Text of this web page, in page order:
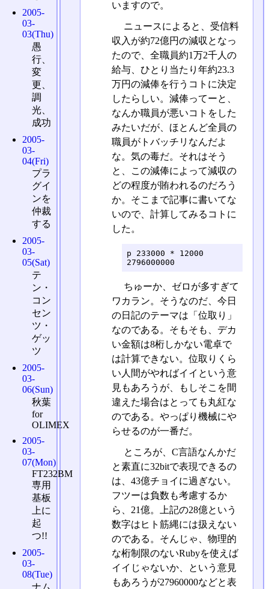
いますので。
ニュースによると、受信料
収入が約72億円の減収となっ
たので、全職員約1万2千人の
給与、ひとり当たり年約23.3
万円の減俸を行うコトに決定
したらしい。減俸ってーと、
なんか職員が悪いコトをした
みたいだが、ほとんど全員の
職員がトバッチリなんだよ
な。気の毒だ。それはそう
と、この減俸によって減収の
どの程度が賄われるのだろう
か。そこまで記事に書いてな
いので、計算してみるコトに
した。
p 233000 * 12000
ちゅーか、ゼロが多すぎて
ワカラン。そうなのだ、今日
の日記のテーマは「位取り」
なのである。そもそも、デカ
い金額は8桁しかない電卓で
は計算できない。位取りくら
い人間がやればイイという意
見もあろうが、もしそこを間
違えた場合はとっても丸紅な
のである。やっぱり機械にや
らせるのが一番だ。
ところが、C言語なんかだ
と素直に32bitで表現できるの
は、43億チョイに過ぎない。
フツーは負数も考慮するか
ら、21億。上記の28億という
数字はヒト筋縄には扱えない
のである。そんじゃ、物理的
な桁制限のないRubyを使えば
イイじゃないか、という意見
もあろうが27960000などと表
2005-
03-
03(Thu)
愚
行、
変
更、
調
光、
成功
2005-
03-
04(Fri)
プラ
グイ
ンを
仲裁
する
2005-
03-
05(Sat)
テ
ン・
コン
セン
ツ・
ゲッ
ツ
2005-
03-
06(Sun)
秋葉
for
OLIMEX
2005-
03-
07(Mon)
FT232BM
専用
基板
上に
起
つ!!
2005-
03-
08(Tue)
ナム